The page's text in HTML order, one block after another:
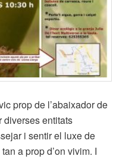
prop de l’abaixador de
diverses entitats
i sentir el luxe de
a prop d’on vivim. I